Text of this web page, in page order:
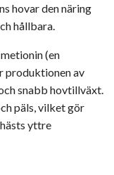
hovar den näring
hållbara.
(en
produktionen av
snabb hovtillväxt.
päls, vilket gör
yttre